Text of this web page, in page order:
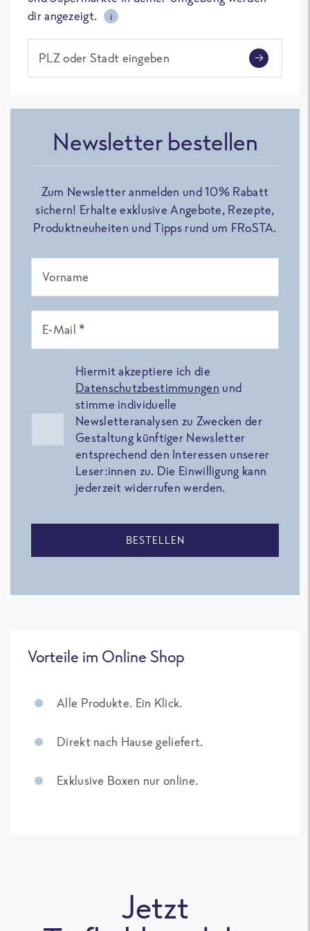
dir angezeigt.
i
PLZ oder Stadt eingeben
Newsletter bestellen
Zum Newsletter anmelden und 10% Rabatt
sichern! Erhalte exklusive Angebote, Rezepte,
Produktneuheiten und Tipps rund um FRoSTA.
Vorname
E-Mail *
Hiermit akzeptiere ich die
Datenschutzbestimmungen und
stimme individuelle
Newsletteranalysen zu Zwecken der
Gestaltung künftiger Newsletter
entsprechend den Interessen unserer
Leser:innen zu. Die Einwilligung kann
jederzeit widerrufen werden.
BESTELLEN
Vorteile im Online Shop
Alle Produkte. Ein Klick.
Direkt nach Hause geliefert.
Exklusive Boxen nur online.
Jetzt